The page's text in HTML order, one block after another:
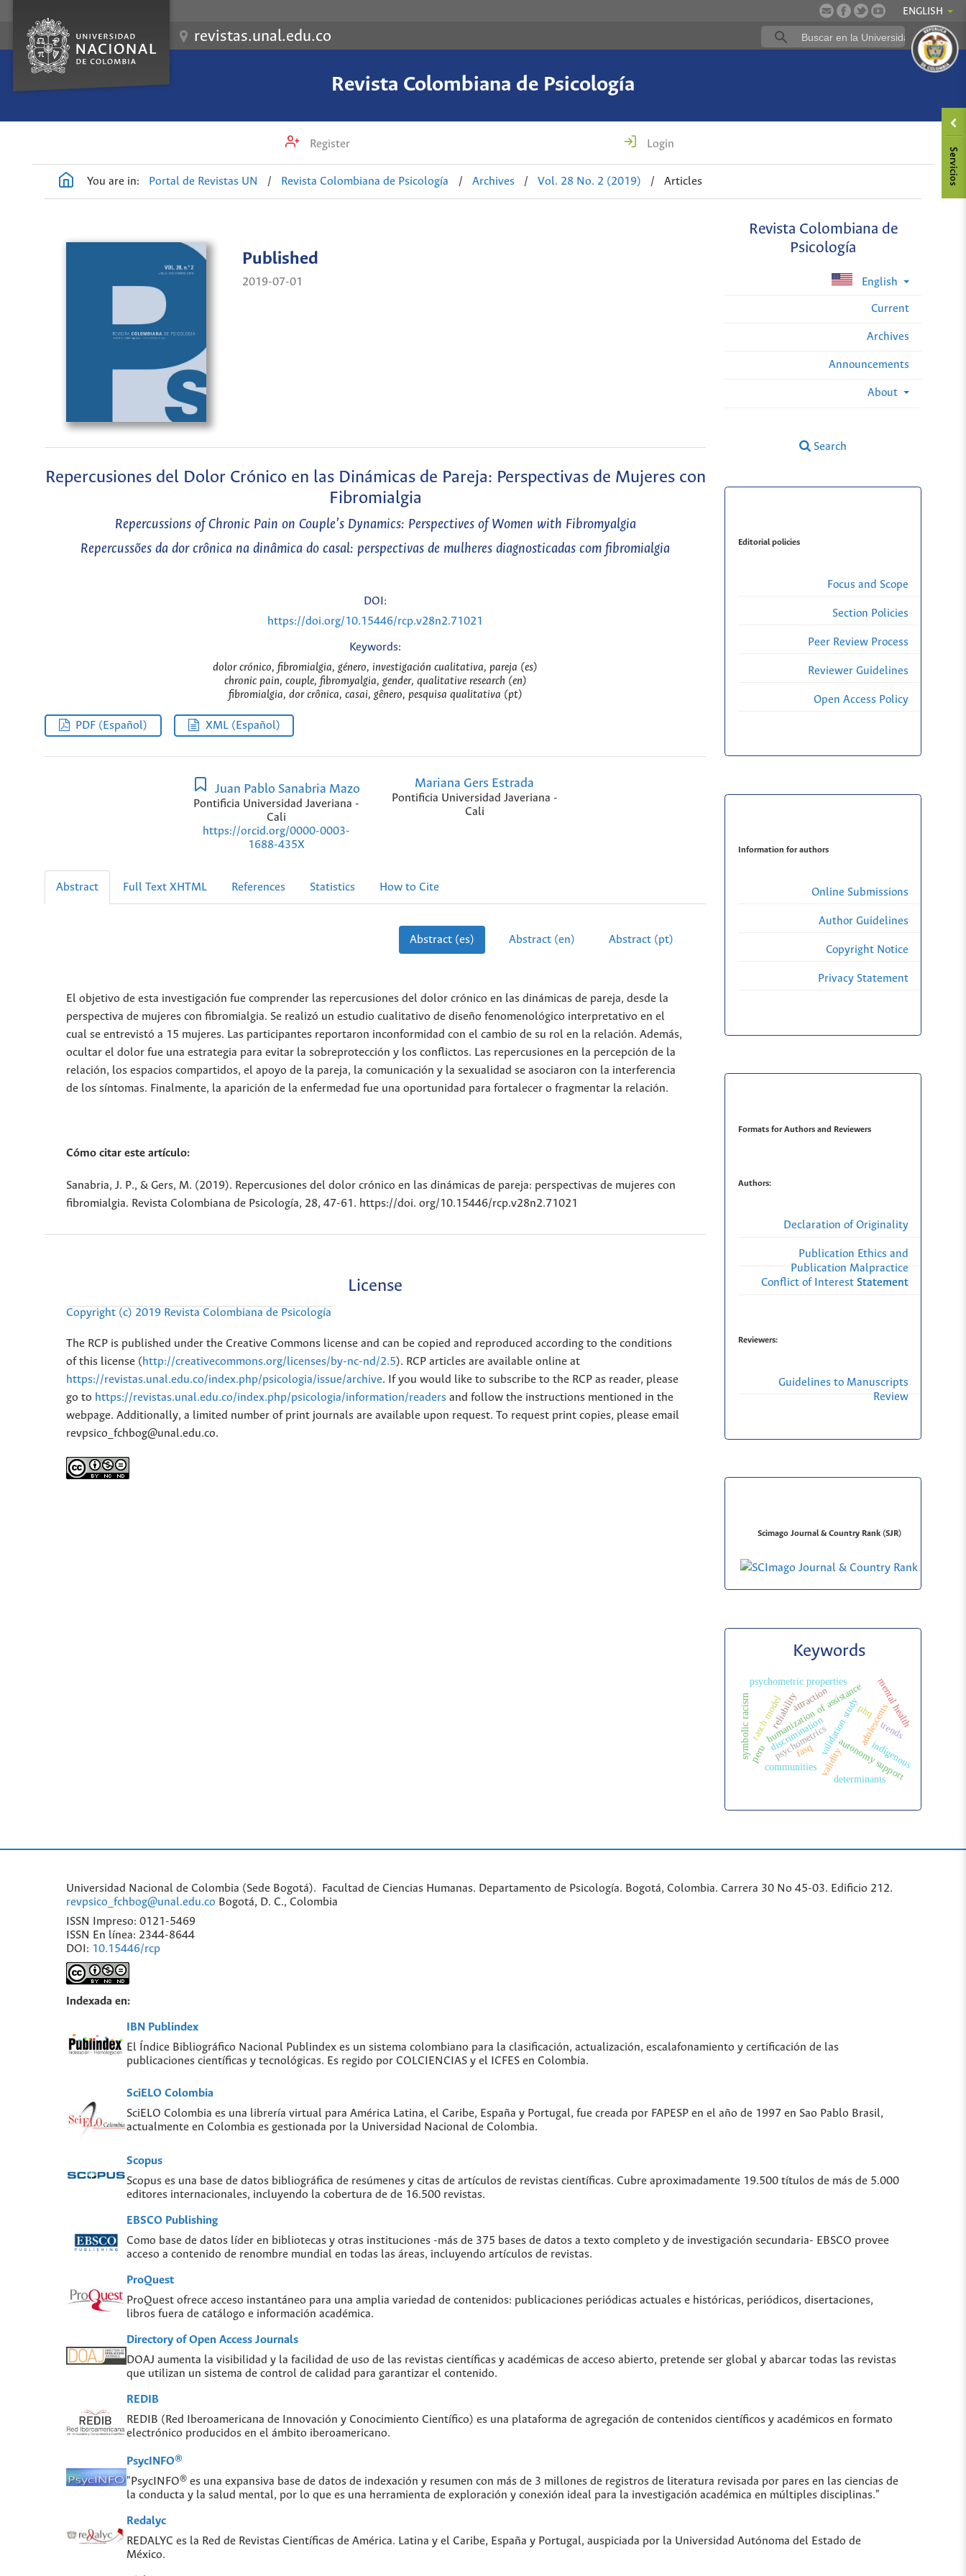
ENGLISH
revistas.unal.edu.co
Revista Colombiana de Psicología
Register Login
You are in: Portal de Revistas UN / Revista Colombiana de Psicología / Archives / Vol. 28 No. 2 (2019) / Articles
Revista Colombiana de
Psicología
English
Current
Archives
Announcements
About
Search
Published
2019-07-01
Repercusiones del Dolor Crónico en las Dinámicas de Pareja: Perspectivas de Mujeres con
Fibromialgia
Repercussions of Chronic Pain on Couple’s Dynamics: Perspectives of Women with Fibromyalgia
Repercussões da dor crônica na dinâmica do casal: perspectivas de mulheres diagnosticadas com fibromialgia
DOI:
https://doi.org/10.15446/rcp.v28n2.71021
Keywords:
dolor crónico, fibromialgia, género, investigación cualitativa, pareja (es)
chronic pain, couple, fibromyalgia, gender, qualitative research (en)
fibromialgia, dor crônica, casai, gênero, pesquisa qualitativa (pt)
PDF (Español) XML (Español)
Juan Pablo Sanabria Mazo
Pontificia Universidad Javeriana -
Cali
https://orcid.org/0000-0003-
1688-435X
Mariana Gers Estrada
Pontificia Universidad Javeriana -
Cali
Abstract Full Text XHTML References Statistics How to Cite
Abstract (es) Abstract (en) Abstract (pt)
El objetivo de esta investigación fue comprender las repercusiones del dolor crónico en las dinámicas de pareja, desde la
perspectiva de mujeres con fibromialgia. Se realizó un estudio cualitativo de diseño fenomenológico interpretativo en el
cual se entrevistó a 15 mujeres. Las participantes reportaron inconformidad con el cambio de su rol en la relación. Además,
ocultar el dolor fue una estrategia para evitar la sobreprotección y los conflictos. Las repercusiones en la percepción de la
relación, los espacios compartidos, el apoyo de la pareja, la comunicación y la sexualidad se asociaron con la interferencia
de los síntomas. Finalmente, la aparición de la enfermedad fue una oportunidad para fortalecer o fragmentar la relación.
Cómo citar este artículo:
Sanabria, J. P., & Gers, M. (2019). Repercusiones del dolor crónico en las dinámicas de pareja: perspectivas de mujeres con
fibromialgia. Revista Colombiana de Psicología, 28, 47-61. https://doi. org/10.15446/rcp.v28n2.71021
License
Copyright (c) 2019 Revista Colombiana de Psicología
The RCP is published under the Creative Commons license and can be copied and reproduced according to the conditions
of this license (http://creativecommons.org/licenses/by-nc-nd/2.5). RCP articles are available online at
https://revistas.unal.edu.co/index.php/psicologia/issue/archive. If you would like to subscribe to the RCP as reader, please
go to https://revistas.unal.edu.co/index.php/psicologia/information/readers and follow the instructions mentioned in the
webpage. Additionally, a limited number of print journals are available upon request. To request print copies, please email
revpsico_fchbog@unal.edu.co.
Editorial policies
Focus and Scope
Section Policies
Peer Review Process
Reviewer Guidelines
Open Access Policy
Information for authors
Online Submissions
Author Guidelines
Copyright Notice
Privacy Statement
Formats for Authors and Reviewers
Authors:
Declaration of Originality
Publication Ethics and
Publication Malpractice
Statement
Conflict of Interest Statement
Reviewers:
Guidelines to Manuscripts
Review
Scimago Journal & Country Rank (SJR)
Keywords
psychometrics
humanization of assistance
validation study
autonomy support
fasq
rasch model phq
validity
reliability
psychometric properties
adolescentsmental health
determinants
trends
symbolic racism indigenous
communities
discrimination
peru
attraction
Universidad Nacional de Colombia (Sede Bogotá). Facultad de Ciencias Humanas. Departamento de Psicología. Bogotá, Colombia. Carrera 30 No 45-03. Edificio 212.
revpsico_fchbog@unal.edu.co Bogotá, D. C., Colombia
ISSN Impreso: 0121-5469
ISSN En línea: 2344-8644
DOI: 10.15446/rcp
Indexada en:
IBN Publindex
El Índice Bibliográfico Nacional Publindex es un sistema colombiano para la clasificación, actualización, escalafonamiento y certificación de las
publicaciones científicas y tecnológicas. Es regido por COLCIENCIAS y el ICFES en Colombia.
SciELO Colombia
SciELO Colombia es una librería virtual para América Latina, el Caribe, España y Portugal, fue creada por FAPESP en el año de 1997 en Sao Pablo Brasil,
actualmente en Colombia es gestionada por la Universidad Nacional de Colombia.
Scopus
Scopus es una base de datos bibliográfica de resúmenes y citas de artículos de revistas científicas. Cubre aproximadamente 19.500 títulos de más de 5.000
editores internacionales, incluyendo la cobertura de de 16.500 revistas.
EBSCO Publishing
Como base de datos líder en bibliotecas y otras instituciones -más de 375 bases de datos a texto completo y de investigación secundaria- EBSCO provee
acceso a contenido de renombre mundial en todas las áreas, incluyendo artículos de revistas.
ProQuest
ProQuest ofrece acceso instantáneo para una amplia variedad de contenidos: publicaciones periódicas actuales e históricas, periódicos, disertaciones,
libros fuera de catálogo e información académica.
Directory of Open Access Journals
DOAJ aumenta la visibilidad y la facilidad de uso de las revistas científicas y académicas de acceso abierto, pretende ser global y abarcar todas las revistas
que utilizan un sistema de control de calidad para garantizar el contenido.
REDIB
REDIB (Red Iberoamericana de Innovación y Conocimiento Científico) es una plataforma de agregación de contenidos científicos y académicos en formato
electrónico producidos en el ámbito iberoamericano.
PsycINFO®
"PsycINFO® es una expansiva base de datos de indexación y resumen con más de 3 millones de registros de literatura revisada por pares en las ciencias de
la conducta y la salud mental, por lo que es una herramienta de exploración y conexión ideal para la investigación académica en múltiples disciplinas."
Redalyc
REDALYC es la Red de Revistas Científicas de América. Latina y el Caribe, España y Portugal, auspiciada por la Universidad Autónoma del Estado de
México.